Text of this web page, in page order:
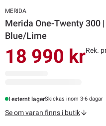
MERIDA
Merida One-Twenty 300
Blue/Lime
18 990 krRek.
I externt lagerSkickas inom 3-6 dagar
Se om varan finns i butik